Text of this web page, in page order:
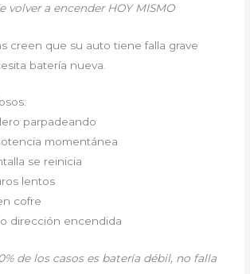
volver a encender HOY MISMO
creen que su auto tiene falla grave
batería nueva.
parpadeando
momentánea
se reinicia
lentos
cofre
dirección encendida
de los casos es batería débil, no falla